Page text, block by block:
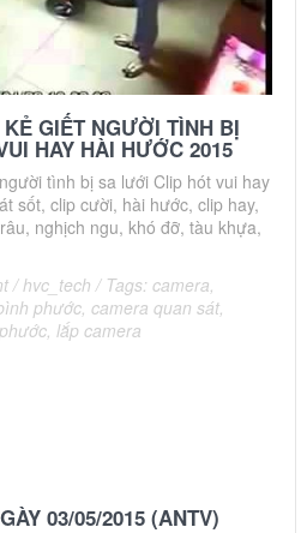
GIẾT NGƯỜI TÌNH BỊ
HAY HÀI HƯỚC 2015
tình bị sa lưới Clip hót vui hay
sốt, clip cười, hài hước, clip hay,
nghịch ngu, khó đỡ, tàu khựa,
/ hvc_tech / Tags: camera
phước camera quan sát
lắp camera
03/05/2015 (ANTV)